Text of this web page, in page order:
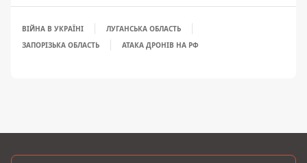
ВІЙНА В УКРАЇНІ
ЛУГАНСЬКА ОБЛАСТЬ
ЗАПОРІЗЬКА ОБЛАСТЬ
АТАКА ДРОНІВ НА РФ